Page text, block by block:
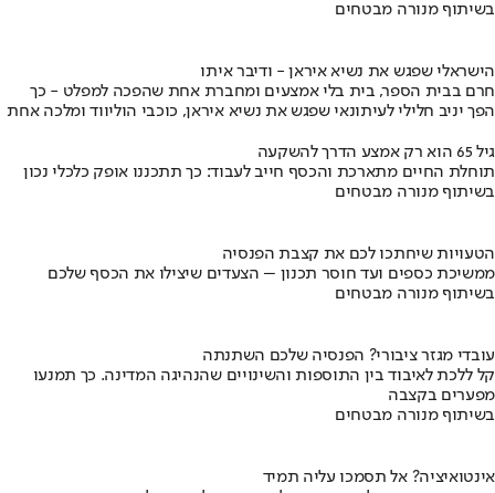
בשיתוף מנורה מבטחים
הישראלי שפגש את נשיא איראן - ודיבר איתו
חרם בבית הספר, בית בלי אמצעים ומחברת אחת שהפכה למפלט - כך
הפך יניב חלילי לעיתונאי שפגש את נשיא איראן, כוכבי הוליווד ומלכה אחת
גיל 65 הוא רק אמצע הדרך להשקעה
תוחלת החיים מתארכת והכסף חייב לעבוד: כך תתכננו אופק כלכלי נכון
בשיתוף מנורה מבטחים
הטעויות שיחתכו לכם את קצבת הפנסיה
ממשיכת כספים ועד חוסר תכנון – הצעדים שיצילו את הכסף שלכם
בשיתוף מנורה מבטחים
עובדי מגזר ציבורי? הפנסיה שלכם השתנתה
קל ללכת לאיבוד בין התוספות והשינויים שהנהיגה המדינה. כך תמנעו
מפערים בקצבה
בשיתוף מנורה מבטחים
אינטואיציה? אל תסמכו עליה תמיד